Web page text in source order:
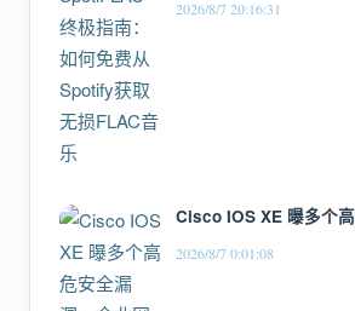
2026/8/7 20:16:31
Cisco IOS XE 曝多个
2026/8/7 0:01:08